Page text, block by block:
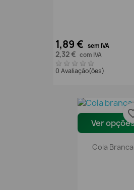
1,89 € sem IVA
2,32 € com IVA
0 Avaliação(ões)
Ver
Cola Branca